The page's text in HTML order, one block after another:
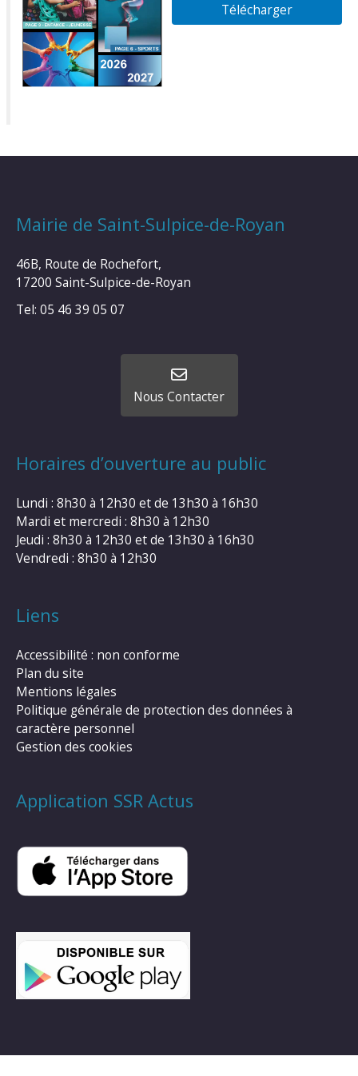
Télécharger
Mairie de Saint-Sulpice-de-Royan
46B, Route de Rochefort,
17200 Saint-Sulpice-de-Royan
Tel: 05 46 39 05 07
Nous Contacter
Horaires d’ouverture au public
Lundi : 8h30 à 12h30 et de 13h30 à 16h30
Mardi et mercredi : 8h30 à 12h30
Jeudi : 8h30 à 12h30 et de 13h30 à 16h30
Vendredi : 8h30 à 12h30
Liens
Accessibilité : non conforme
Plan du site
Mentions légales
Politique générale de protection des données à
caractère personnel
Gestion des cookies
Application SSR Actus